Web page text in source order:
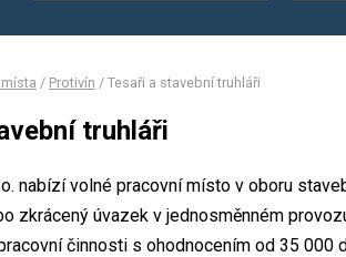
/ Protivín / Tesaři a stavební truhláři
truhláři
nabízí volné pracovní místo v oboru
zkrácený úvazek v jednosměnném
činnosti s ohodnocením od 35 000